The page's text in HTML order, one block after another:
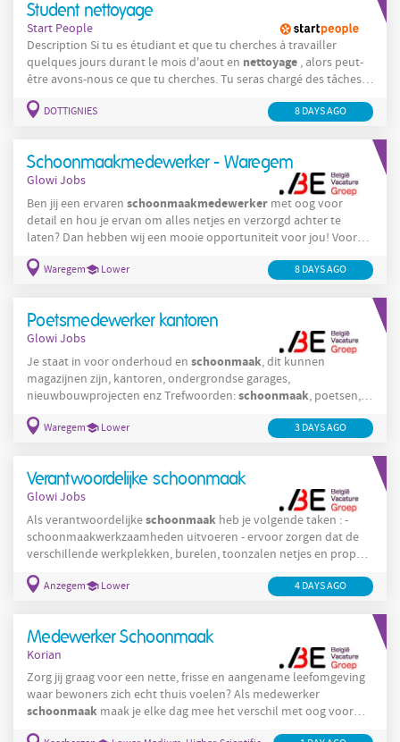
Student nettoyage
Start People
Description Si tu es étudiant et que tu cherches à travailler
quelques jours durant le mois d'aout en nettoyage , alors peut-
être avons-nous ce que tu cherches. Tu seras chargé des tâches
de base liées à l'entretien des bureaux du siège social ainsi que
du magasin attenant. Tes missions : Nettoyer et entretenir les
DOTTIGNIES 8 DAYS AGO
Schoonmaakmedewerker - Waregem
Glowi Jobs
Ben jij een ervaren schoonmaakmedewerker met oog voor
detail en hou je ervan om alles netjes en verzorgd achter te
laten? Dan hebben wij een mooie opportuniteit voor jou! Voor
een klant actief in de professionele
schoonmaakmedewerker
voor een vaste ronde in Waregem . De
taken Als
Waregem Lower 8 DAYS AGO
Poetsmedewerker kantoren
Glowi Jobs
Je staat in voor onderhoud en schoonmaak, dit kunnen
magazijnen zijn, kantoren, ondergrondse garages,
nieuwbouwprojecten enz Trefwoorden:schoonmaak, poetsen,
onderhoud
Waregem Lower 3 DAYS AGO
Verantwoordelijke schoonmaak
Glowi Jobs
Als verantwoordelijkeschoonmaak heb je volgende taken : -
schoonmaakwerkzaamheden uitvoeren - ervoor zorgen dat de
verschillende werkplekken, burelen, toonzalen netjes en proper
schoonmaak,
Anzegem Lower 4 DAYS AGO
Medewerker Schoonmaak
Korian
Zorg jij graag voor een nette, frisse en aangename leefomgeving
waar bewoners zich echt thuis voelen? Als medewerker
schoonmaak maak je elke dag mee het verschil met oog voor